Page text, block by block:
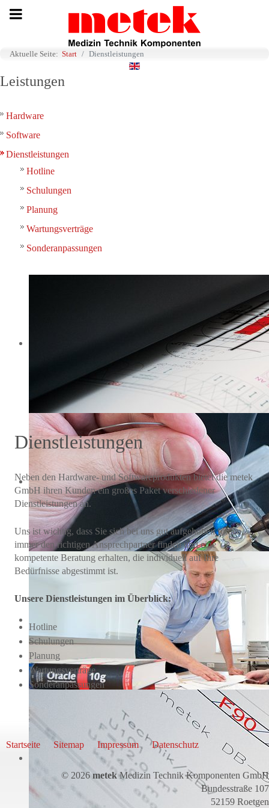
Aktuelle Seite: Start Dienstleistungen
Leistungen
Hardware
Software
Dienstleistungen
Hotline
Schulungen
Planung
Wartungsverträge
Sonderanpassungen
Dienstleistungen
Neben den Hardware- und Softwareprodukten bietet die metek
GmbH ihren Kunden ein großes Paket verschiedener
Dienstleistungen an.
Uns ist wichtig, dass Sie sich bei uns gut aufgehoben fühlen,
immer den richtigen Ansprechpartner finden und eine
kompetente Beratung erhalten, die individuell auf Ihre
Bedürfnisse abgestimmt ist.
Unsere Dienstleistungen im Überblick:
Hotline
Schulungen
Planung
Wartungsverträge
Sonderanpassungen
Startseite Sitemap Impressum Datenschutz
© 2026 metekMedizin Technik Komponenten GmbH
Bundesstraße 107
52159 Roetgen